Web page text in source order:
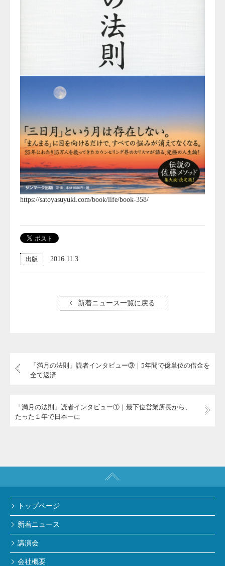
https://satoyasuyuki.com/book/life/book-358/
出版 2016.11.3
新着ニュース一覧に戻る
「満月の法則」読者インタビュー③｜5年間で億単位の借金を
全て返済
「満月の法則」読者インタビュー①｜最下位営業所長から、
たった１年で日本一に
トップページ
新着ニュース
講演会
会社概要